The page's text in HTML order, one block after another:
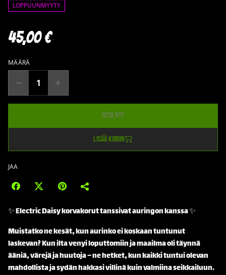
LOPPUUNMYYTY
45,00 €
MÄÄRÄ
Osta nyt
Lisää koriin
JAA
✨ Electric Daisy korvakorut tanssivat auringon kanssa ✨
Muistatko ne kesät, kun aurinko ei koskaan tuntunut
laskevan? Kun ilta venyi loputtomiin ja maailma oli täynnä
ääniä, värejä ja huutoja – ne hetket, kun kaikki tuntui olevan
mahdollista ja sydän hakkasi villinä kuin valmiina seikkailuun.